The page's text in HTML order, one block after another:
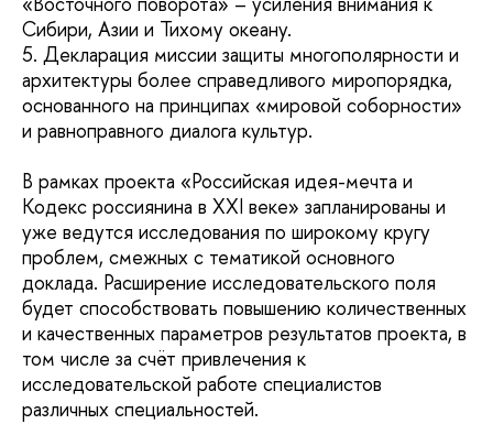
Сибири, Азии и Тихому океану.
5. Декларация миссии защиты многополярности и
архитектуры более справедливого миропорядка,
основанного на принципах «мировой соборности»
и равноправного диалога культур.
В рамках проекта «Российская идея-мечта и
Кодекс россиянина в XXI веке» запланированы и
уже ведутся исследования по широкому кругу
проблем, смежных с тематикой основного
доклада. Расширение исследовательского поля
будет способствовать повышению количественных
и качественных параметров результатов проекта, в
том числе за счёт привлечения к
исследовательской работе специалистов
различных специальностей.